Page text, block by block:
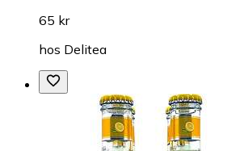
65 kr
hos Delitea